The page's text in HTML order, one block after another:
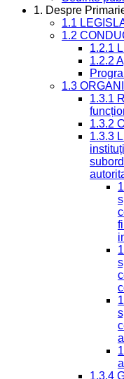
1. Despre
1.1
1.2
1.2.1
1.2.2
1.3
1.3.1
1.3.2
1.3.3
1.3.4